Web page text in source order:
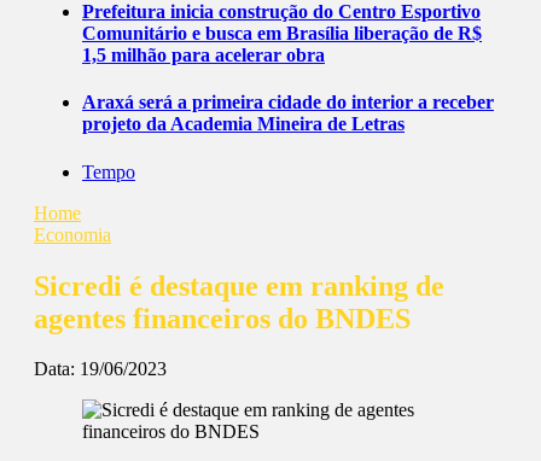
Prefeitura inicia construção do Centro Esportivo
Comunitário e busca em Brasília liberação de R$
1,5 milhão para acelerar obra
Araxá será a primeira cidade do interior a receber
projeto da Academia Mineira de Letras
Tempo
Home
Economia
Sicredi é destaque em ranking de
agentes financeiros do BNDES
Data: 19/06/2023